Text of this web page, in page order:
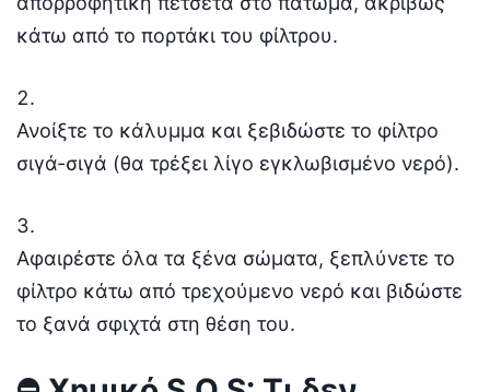
κάτω από το πορτάκι του φίλτρου.
Ανοίξτε το κάλυμμα και ξεβιδώστε το φίλτρο
σιγά-σιγά (θα τρέξει λίγο εγκλωβισμένο νερό).
Αφαιρέστε όλα τα ξένα σώματα, ξεπλύνετε το
φίλτρο κάτω από τρεχούμενο νερό και βιδώστε
το ξανά σφιχτά στη θέση του.